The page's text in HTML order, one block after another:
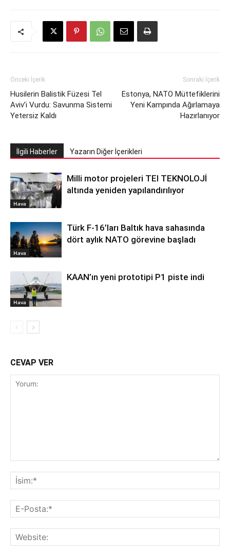
Önceki İçerik
Husilerin Balistik Füzesi Tel
Aviv’i Vurdu: Savunma Sistemi
Yetersiz Kaldı
Sonraki İçerik
Estonya, NATO Müttefiklerini
Yeni Kampında Ağırlamaya
Hazırlanıyor
İlgili Haberler Yazarın Diğer İçerikleri
Hava
Milli motor projeleri TEI TEKNOLOJİ
altında yeniden yapılandırılıyor
Hava
Türk F-16’ları Baltık hava sahasında
dört aylık NATO görevine başladı
Hava
KAAN’ın yeni prototipi P1 piste indi
CEVAP VER